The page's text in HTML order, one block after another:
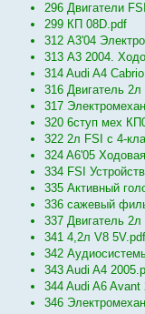
296 Двигатели
299 КП 08D.pdf
312 А3'04
313 А3 2004.
314 Audi A4
316 Двигатель
317
320 6ступ мех
322 2л FSI с 4-
324 A6'05
334 FSI
335 Активный
336 сажевый
337 Двигатель
341 4,2л V8 5V.pdf
342
343 Audi A4
344 Audi A6 Avant
346